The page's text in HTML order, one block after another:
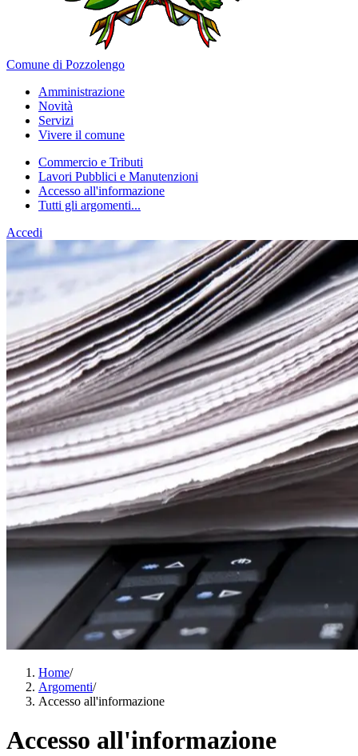
Comune di Pozzolengo
Amministrazione
Novità
Servizi
Vivere il comune
Commercio e Tributi
Lavori Pubblici e Manutenzioni
Accesso all'informazione
Tutti gli argomenti...
Accedi
Home/
Argomenti/
Accesso all'informazione
Accesso all'informazione